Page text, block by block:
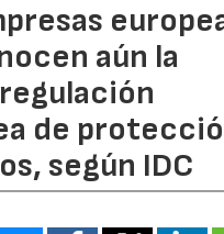
aún la
de
según IDC